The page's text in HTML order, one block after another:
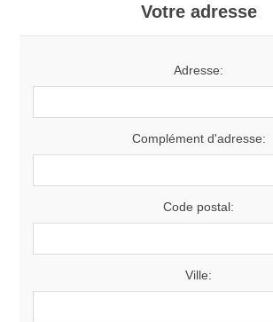
Votre adresse
Adresse:
Complément d'adresse:
Code postal:
Ville: